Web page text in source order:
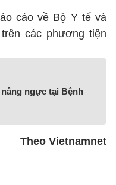
cáo về Bộ Y tế và
các phương tiện
ngực tại Bệnh
Theo Vietnamnet